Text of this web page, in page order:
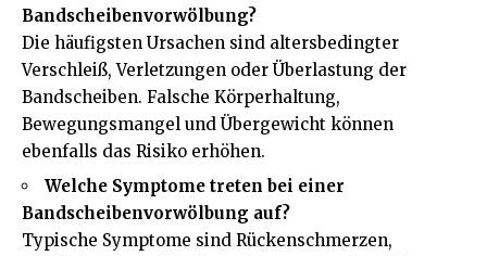
Bandscheibenvorwölbung?
Die häufigsten Ursachen sind altersbedingter
Verschleiß, Verletzungen oder Überlastung der
Bandscheiben. Falsche Körperhaltung,
Bewegungsmangel und Übergewicht können
ebenfalls das Risiko erhöhen.
Welche Symptome treten bei einer
Bandscheibenvorwölbung auf?
Typische Symptome sind Rückenschmerzen,